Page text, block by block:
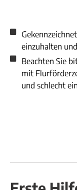
einzuhalten
Beachten Sie
mit
und schlecht